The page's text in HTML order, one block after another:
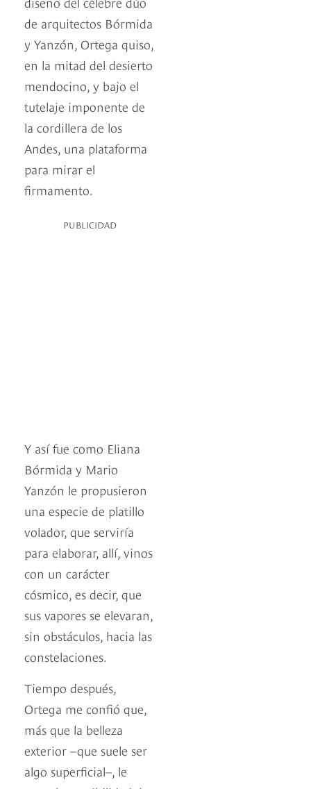
de arquitectos Bórmida
y Yanzón, Ortega quiso,
en la mitad del desierto
mendocino, y bajo el
tutelaje imponente de
la cordillera de los
Andes, una plataforma
para mirar el
firmamento.
PUBLICIDAD
Y así fue como Eliana
Bórmida y Mario
Yanzón le propusieron
una especie de platillo
volador, que serviría
para elaborar, allí, vinos
con un carácter
cósmico, es decir, que
sus vapores se elevaran,
sin obstáculos, hacia las
constelaciones.
Tiempo después,
Ortega me confió que,
más que la belleza
exterior –que suele ser
algo superficial–, le